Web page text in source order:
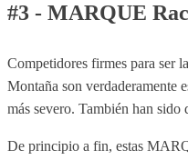
#3 - MARQUE
Competidores firmes para ser
Montaña son verdaderamente
más severo. También han
De principio a fin, estas